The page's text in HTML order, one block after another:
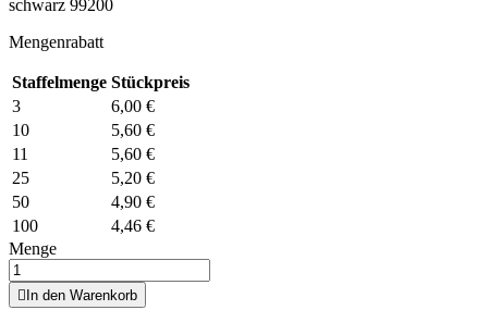
schwarz 99200
Mengenrabatt
Staffelmenge Stückpreis
3
6,00 €
10
5,60 €
11
5,60 €
25
5,20 €
50
4,90 €
100
4,46 €
Menge
 In den Warenkorb